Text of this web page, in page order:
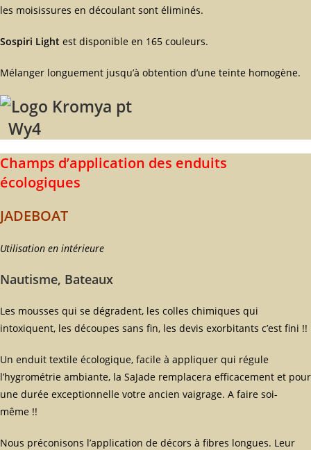
les moisissures en découlant sont éliminés.
Sospiri Light est disponible en 165 couleurs.
Mélanger longuement jusqu’à obtention d’une teinte homogène.
Wy4
Champs d’application des enduits
écologiques
JADEBOAT
Utilisation en intérieure
Nautisme, Bateaux
Les mousses qui se dégradent, les colles chimiques qui
intoxiquent, les découpes sans fin, les devis exorbitants c’est fini !!
Un enduit textile écologique, facile à appliquer qui régule
l’hygrométrie ambiante, la SaJade remplacera efficacement et pour
une durée exceptionnelle votre ancien vaigrage. A faire soi-
même !!
Nous préconisons l’application de décors à fibres longues. Leur